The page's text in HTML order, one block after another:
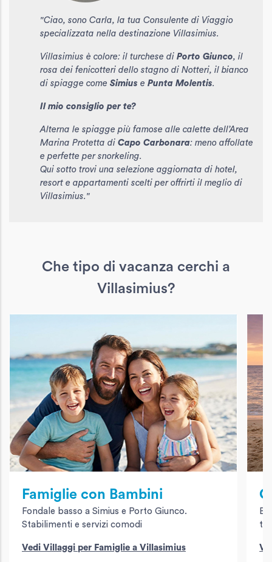
"Ciao, sono Carla, la tua Consulente di Viaggio
specializzata nella destinazione Villasimius.
Villasimius è colore: il turchese di Porto Giunco, il
rosa dei fenicotteri dello stagno di Notteri, il bianco
di spiagge come Simius e Punta Molentis.
Il mio consiglio per te?
Alterna le spiagge più famose alle calette dell’Area
Marina Protetta di Capo Carbonara: meno affollate
e perfette per snorkeling.
Qui sotto trovi una selezione aggiornata di hotel,
resort e appartamenti scelti per offrirti il meglio di
Villasimius."
Che tipo di vacanza cerchi a
Villasimius?
Famiglie con Bambini
Fondale basso a Simius e Porto Giunco.
Stabilimenti e servizi comodi
Vedi Villaggi per Famiglie a Villasimius